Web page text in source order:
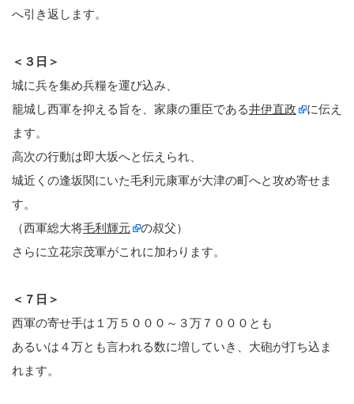
へ引き返します。
＜３日＞
城に兵を集め兵糧を運び込み、
籠城し西軍を抑える旨を、家康の重臣である井伊直政
に伝え
ます。
高次の行動は即大坂へと伝えられ、
城近くの逢坂関にいた毛利元康軍が大津の町へと攻め寄せま
す。
（西軍総大将毛利輝元
の叔父）
さらに立花宗茂軍がこれに加わります。
＜７日＞
西軍の寄せ手は１万５０００～３万７０００とも
あるいは４万とも言われる数に増していき、大砲が打ち込ま
れます。